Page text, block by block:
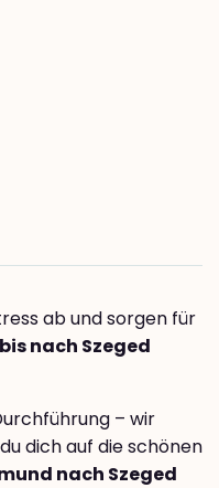
ab und sorgen für
nach Szeged
– wir
dich auf die schönen
nach Szeged